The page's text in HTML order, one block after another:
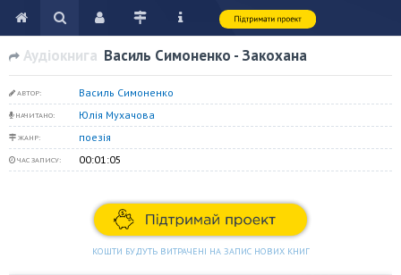
Аудіокнига Василь Симоненко - Закохана
АВТОР: Василь Симоненко
НАЧИТАНО: Юлія Мухачова
ЖАНР: поезія
ЧАС ЗАПИСУ: 00:01:05
КОШТИ БУДУТЬ ВИТРАЧЕНІ НА ЗАПИС НОВИХ КНИГ